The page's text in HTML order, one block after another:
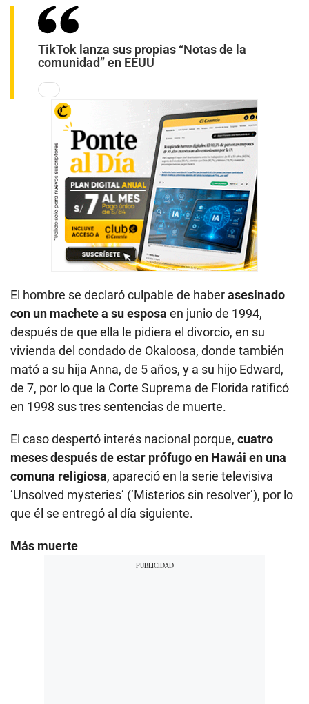
TikTok lanza sus propias “Notas de la
comunidad” en EEUU
El hombre se declaró culpable de haberasesinado
con un machete a su esposa en junio de 1994,
después de que ella le pidiera el divorcio, en su
vivienda del condado de Okaloosa, donde también
mató a su hija Anna, de 5 años, y a su hijo Edward,
de 7, por lo que la Corte Suprema de Florida ratificó
en 1998 sus tres sentencias de muerte.
El caso despertó interés nacional porque, cuatro
meses después de estar prófugo en Hawái en una
comuna religiosa, apareció en la serie televisiva
‘Unsolved mysteries’ (‘Misterios sin resolver’), por lo
que él se entregó al día siguiente.
Más muerte